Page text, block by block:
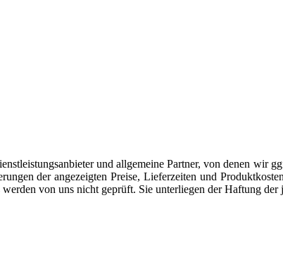
und allgemeine Partner, von denen wir
der angezeigten Preise, Lieferzeiten und
von uns nicht geprüft. Sie unterliegen der Haftung der